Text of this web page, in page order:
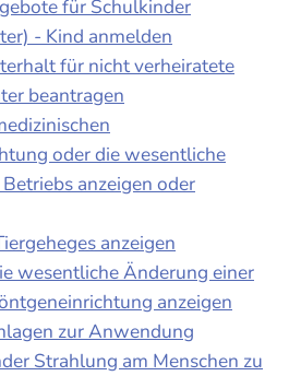
für Schulkinder
- Kind anmelden
für nicht verheiratete
beantragen
oder die wesentliche
anzeigen oder
anzeigen
wesentliche Änderung einer
anzeigen
zur Anwendung
Strahlung am Menschen zu